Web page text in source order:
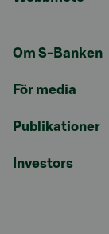
Om S-Banken
För media
Publikationer
Investors